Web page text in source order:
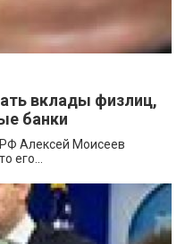
вклады физлиц,
банки
Алексей Моисеев
его...